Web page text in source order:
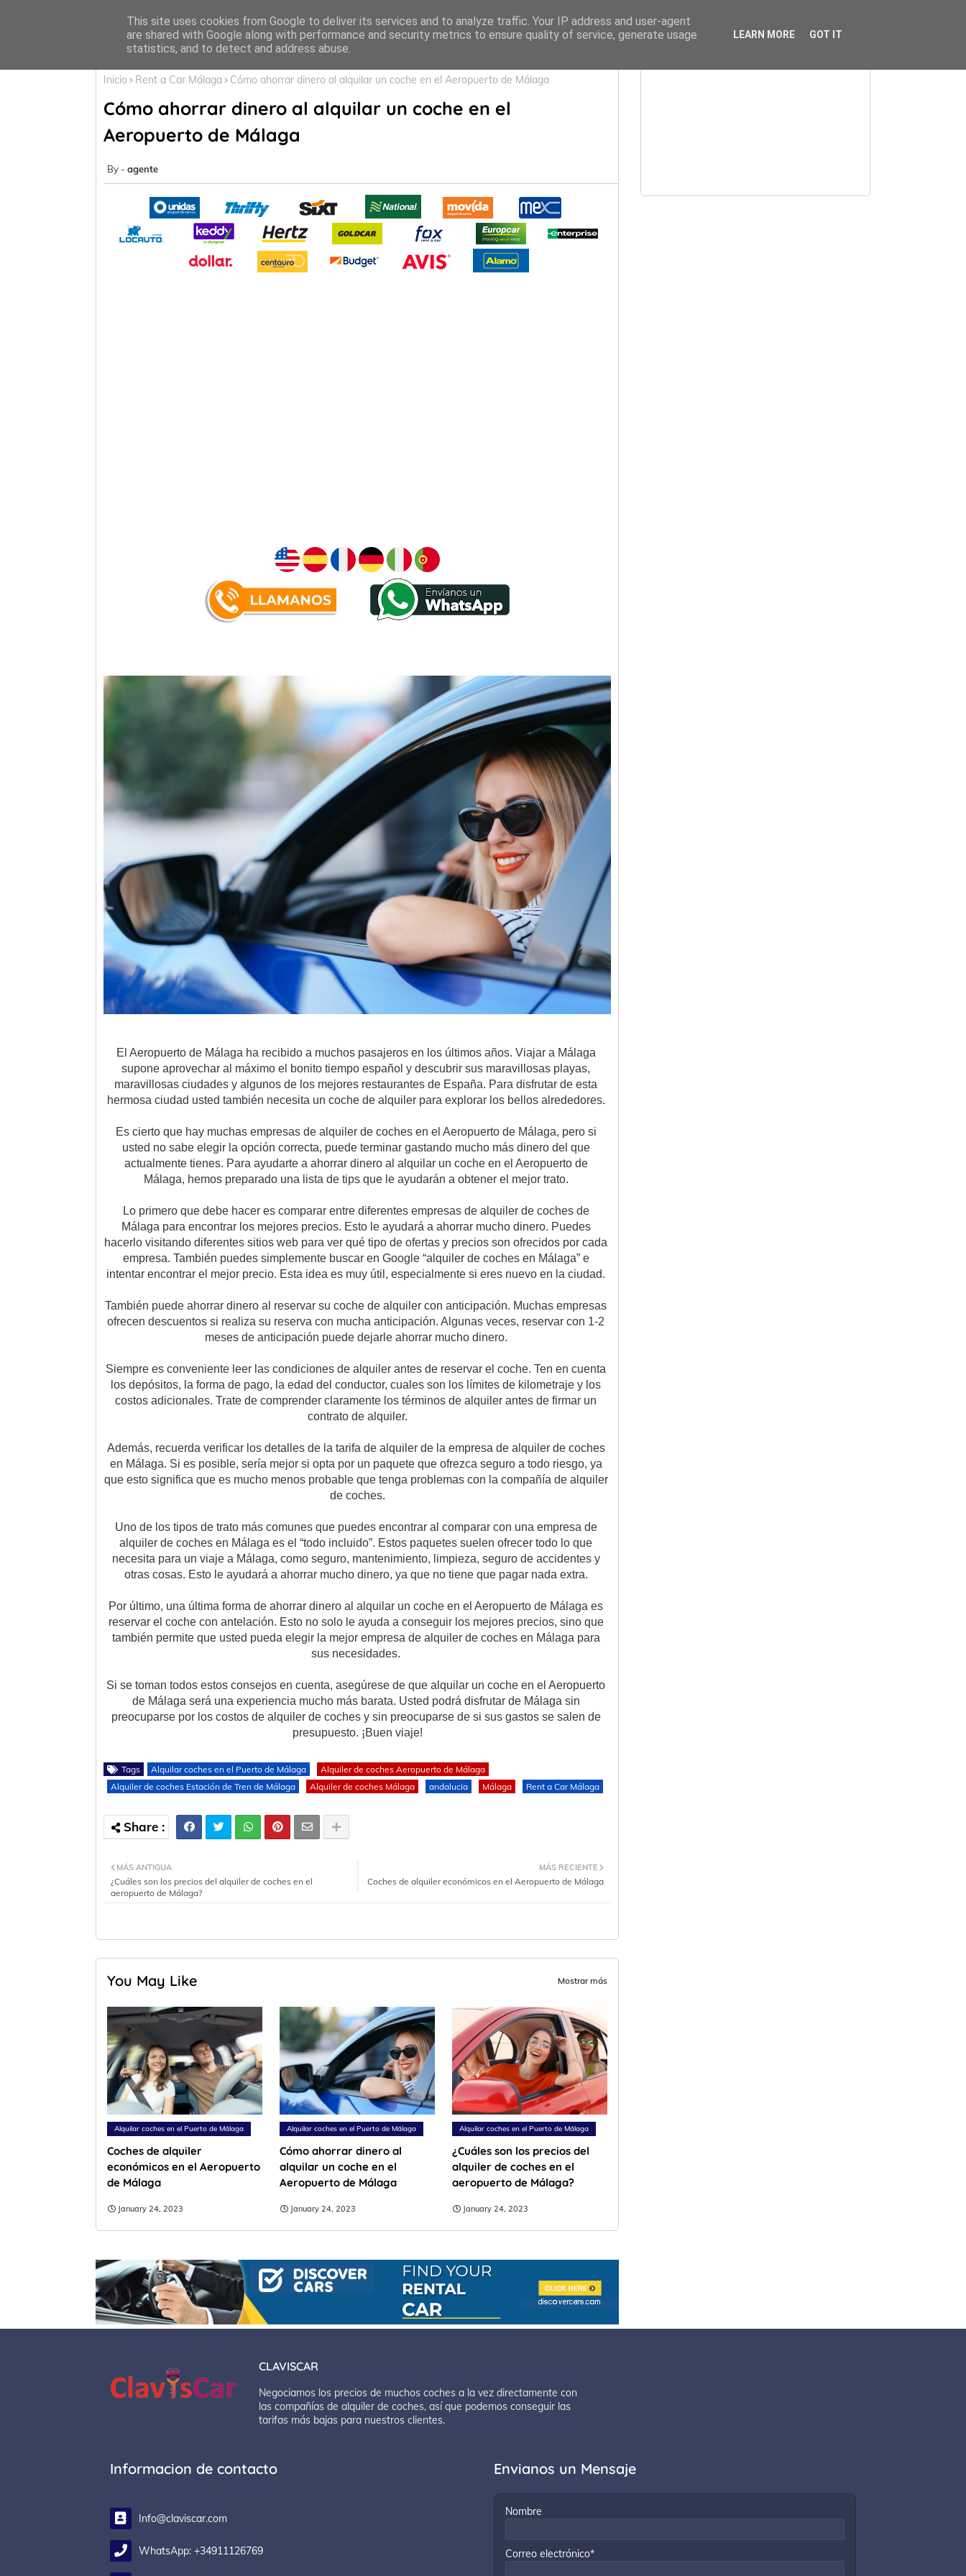
Inicio
Inicio Rent a Car Málaga Cómo ahorrar dinero al alquilar un coche en el Aeropuerto de Málaga
Cómo ahorrar dinero al alquilar un coche en el
Aeropuerto de Málaga
agente
El Aeropuerto de Má aga ha recibido a muchos pasajeros en los ú ltimos años. Viajar a Má aga
supone aprovechar al máximo el bonito tiempo español y descubrir sus maravill osas playas,
maravill osas ciudades y al gunos de los mejores restaurantes de España. Para disfrutar de esta
hermosa ciudad usted también necesita un coche de al quiler para explorar los bell os al rededores.
Es cierto que hay muchas empresas de al quiler de coches en el Aeropuerto de Má aga, pero si
usted no sabe elegir la opción correcta, puede terminar gastando mucho más dinero del que
actual mente tienes. Para ayudarte a ahorrar dinero al al quilar un coche en el Aeropuerto de
Má aga, hemos preparado una lista de tips que le ayudarán a obtener el mejor trato.
Lo primero que debe hacer es comparar entre diferentes empresas de al quiler de coches de
Má aga para encontrar los mejores precios. Esto le ayudará a ahorrar mucho dinero. Puedes
hacer lo visitando diferentes sitios web para ver qué tipo de ofertas y precios son ofrecidos por cada
empresa. También puedes simplemente buscar en Google “al quiler de coches en Má aga” e
intentar encontrar el mejor precio. Esta idea es muy útil , especial mente si eres nuevo en la ciudad.
También puede ahorrar dinero al reservar su coche de al quiler con anticipación. Muchas empresas
ofrecen descuentos si real iza su reserva con mucha anticipación. Al gunas veces, reservar con 1-2
meses de anticipación puede dejarle ahorrar mucho dinero.
Siempre es conveniente leer las condiciones de al quiler antes de reservar el coche. Ten en cuenta
los depósitos, la forma de pago, la edad del conductor, cual es son los ímites de kilometraje y los
costos adicional es. Trate de comprender claramente los términos de al quiler antes de firmar un
contrato de al quiler.
Además, recuerda verificar los detall es de la tarifa de al quiler de la empresa de al quiler de coches
en Má aga. Si es posible, sería mejor si opta por un paquete que ofrezca seguro a todo riesgo, ya
que esto significa que es mucho menos probable que tenga problemas con la compañía de al quiler
de coches.
Uno de los tipos de trato más comunes que puedes encontrar al comparar con una empresa de
al quiler de coches en Má aga es el “todo incl uido”. Estos paquetes suel en ofrecer todo lo que
necesita para un viaje a Má aga, como seguro, mantenimiento, limpieza, seguro de accidentes y
otras cosas. Esto le ayudará a ahorrar mucho dinero, ya que no tiene que pagar nada extra.
Por ú ltimo, una ú ltima forma de ahorrar dinero al al quilar un coche en el Aeropuerto de Má aga es
reservar el coche con antel ación. Esto no solo le ayuda a conseguir los mejores precios, sino que
también permite que usted pueda elegir la mejor empresa de al quiler de coches en Má aga para
sus necesidades.
Si se toman todos estos consejos en cuenta, asegúrese de que al quilar un coche en el Aeropuerto
de Má aga será una experiencia mucho más barata. Usted podrá disfrutar de Má aga sin
preocuparse por los costos de al quiler de coches y sin preocuparse de si sus gastos se sal en de
presupuesto. ¡Buen viaje!
Tags Alquilar coches en el Puerto de Málaga
Alquiler de coches Aeropuerto de Málaga
Alquiler de coches Estación de Tren de Málaga
Alquiler de coches Málaga andalucia Málaga Rent a Car Málaga
MÁS RECIENTE
Coches de alquiler económicos en el Aeropuerto de Málaga
MÁS ANTIGUA
¿Cuáles son los precios del alquiler de coches en el
aeropuerto de Málaga?
You May Like Mostrar más
Alquilar coches en el Puerto de Málaga
Coches de alquiler
económicos en el Aeropuerto
de Málaga
January 24, 2023
Alquilar coches en el Puerto de Málaga
Cómo ahorrar dinero al
alquilar un coche en el
Aeropuerto de Málaga
January 24, 2023
Alquilar coches en el Puerto de Málaga
¿Cuáles son los precios del
alquiler de coches en el
aeropuerto de Málaga?
January 24, 2023
CLAVISCAR
Negociamos los precios de muchos coches a la vez directamente con
las compañías de alquiler de coches, así que podemos conseguir las
tarifas más bajas para nuestros clientes.
Informacion de contacto
Info@claviscar.com
WhatsApp: +34911126769
Envianos un Mensaje
Nombre
Correo electrónico*
This site uses cookies from Google to deliver its services and to analyze traffic. Your IP address and user-agent
are shared with Google along with performance and security metrics to ensure quality of service, generate usage
statistics, and to detect and address abuse.
LEARN MORE GOT IT